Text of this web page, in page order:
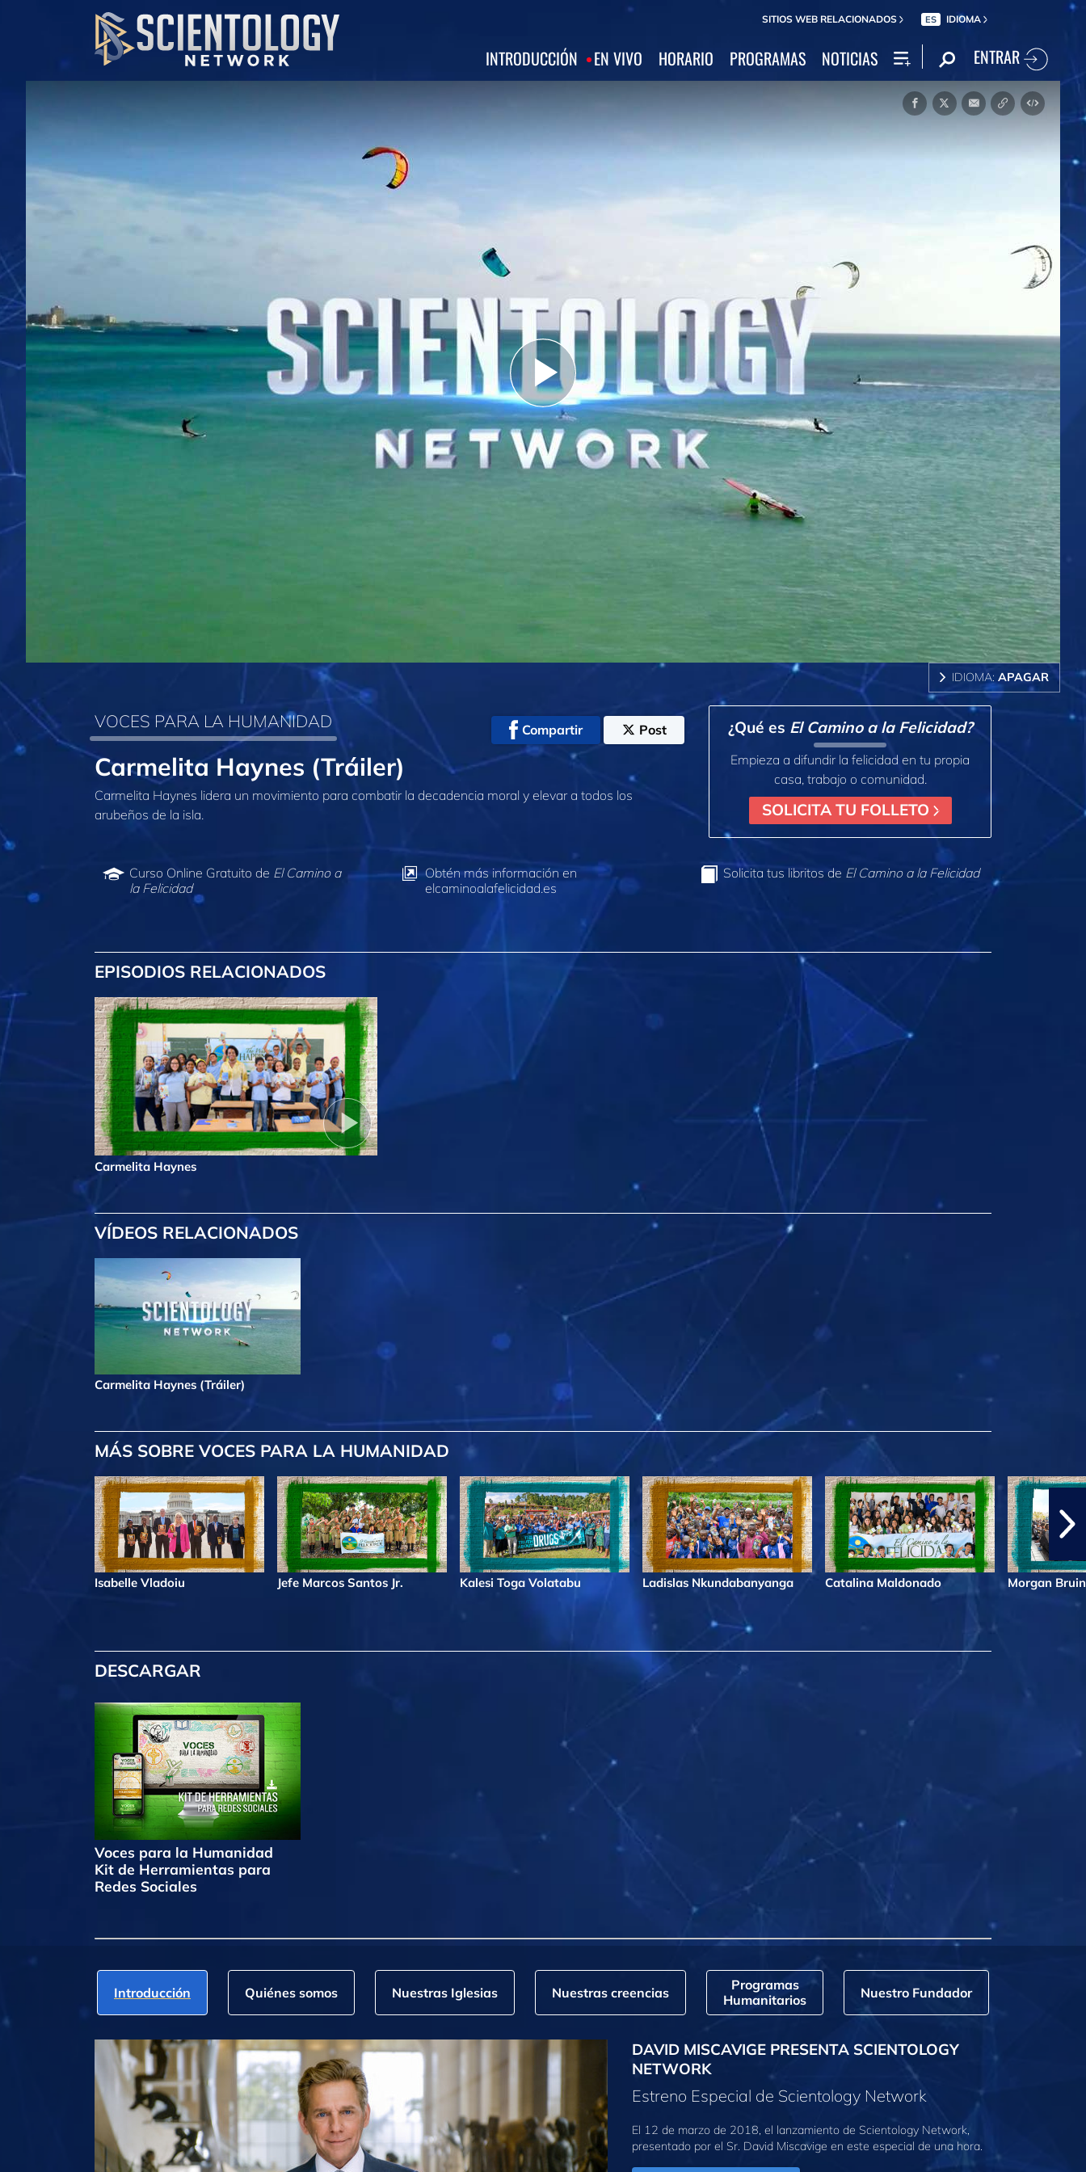
SITIOS WEB RELACIONADOS ES IDIOMA
INTRODUCCIÓN EN VIVO HORARIO PROGRAMAS NOTICIAS ENTRAR
Play
Video
IDIOMA: APAGAR
VOCES PARA LA HUMANIDAD Compartir Post
Carmelita Haynes (Tráiler)
Carmelita Haynes lidera un movimiento para combatir la decadencia moral y elevar a todos los
arubeños de la isla.
¿Qué es El Camino a la Felicidad?
Empieza a difundir la felicidad en tu propia
casa, trabajo o comunidad.
SOLICITA TU FOLLETO
Curso Online Gratuito de El Camino a
la Felicidad
Obtén más información en
elcaminoalafelicidad.es
Solicita tus libritos de El Camino a la Felicidad
EPISODIOS RELACIONADOS
Carmelita Haynes
VÍDEOS RELACIONADOS
Carmelita Haynes (Tráiler)
MÁS SOBRE VOCES PARA LA HUMANIDAD
Isabelle Vladoiu Jefe Marcos Santos Jr. Kalesi Toga Volatabu Ladislas Nkundabanyanga Catalina Maldonado Morgan
DESCARGAR
Voces para la Humanidad
Kit de Herramientas para
Redes Sociales
Introducción Quiénes somos Nuestras Iglesias Nuestras creencias
Programas
Humanitarios
Nuestro Fundador
DAVID MISCAVIGE PRESENTA SCIENTOLOGY
NETWORK
Estreno Especial de Scientology Network
El 12 de marzo de 2018, el lanzamiento de Scientology Network,
presentado por el Sr. David Miscavige en este especial de una hora.